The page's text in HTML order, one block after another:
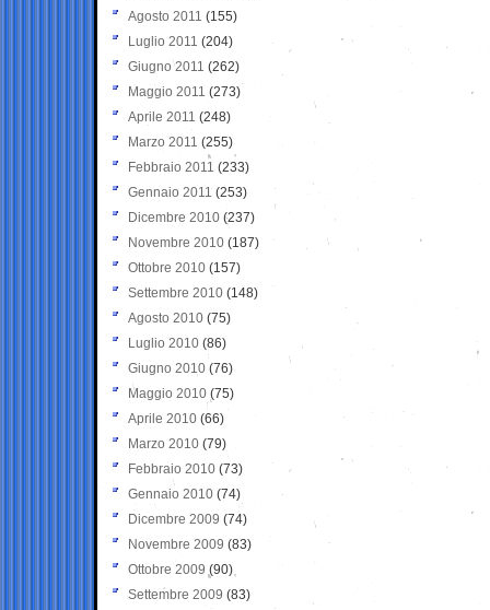
Agosto 2011 (155)
Luglio 2011 (204)
Giugno 2011 (262)
Maggio 2011 (273)
Aprile 2011 (248)
Marzo 2011 (255)
Febbraio 2011 (233)
Gennaio 2011 (253)
Dicembre 2010 (237)
Novembre 2010 (187)
Ottobre 2010 (157)
Settembre 2010 (148)
Agosto 2010 (75)
Luglio 2010 (86)
Giugno 2010 (76)
Maggio 2010 (75)
Aprile 2010 (66)
Marzo 2010 (79)
Febbraio 2010 (73)
Gennaio 2010 (74)
Dicembre 2009 (74)
Novembre 2009 (83)
Ottobre 2009 (90)
Settembre 2009 (83)